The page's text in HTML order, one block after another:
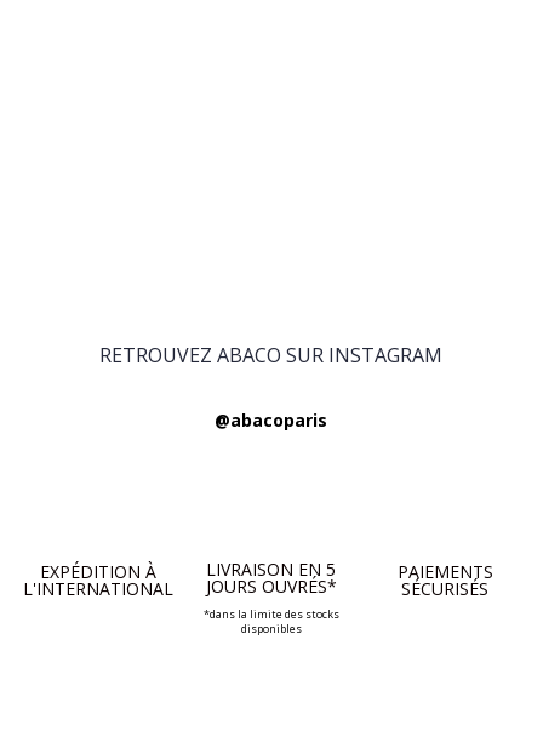
RETROUVEZ ABACO SUR INSTAGRAM
@abacoparis
EXPÉDITION À
L'INTERNATIONAL
LIVRAISON EN 5
JOURS OUVRÉS*
*dans la limite des stocks
disponibles
PAIEMENTS
SÉCURISÉS